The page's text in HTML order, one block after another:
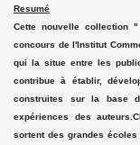
Resumé
Cette nouvelle collection
concours de l'Institut
qui la situe entre les
contribue à établir,
construites sur la base
expériences des
sortent des grandes